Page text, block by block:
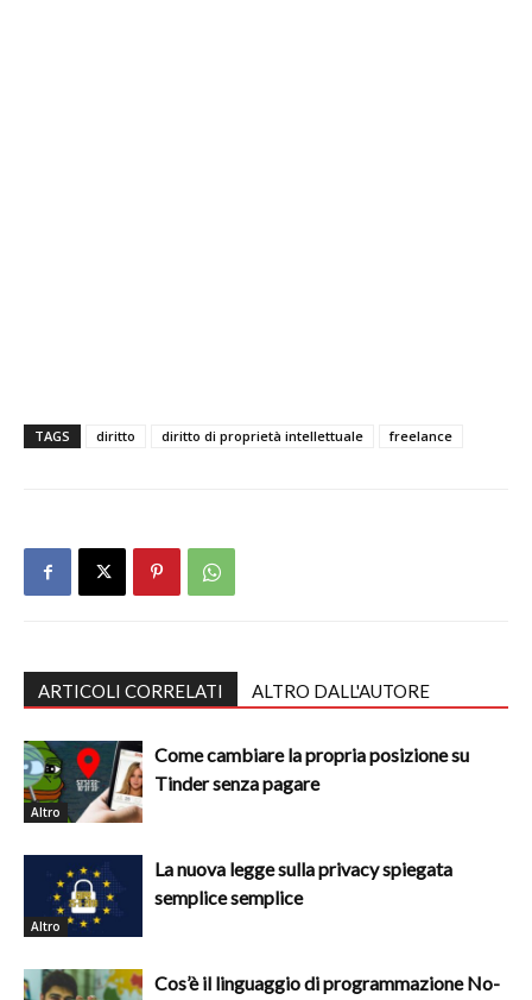
TAGS diritto diritto di proprietà intellettuale freelance
ARTICOLI CORRELATI ALTRO DALL'AUTORE
Altro
Come cambiare la propria posizione su
Tinder senza pagare
Altro
La nuova legge sulla privacy spiegata
semplice semplice
Cos’è il linguaggio di programmazione No-